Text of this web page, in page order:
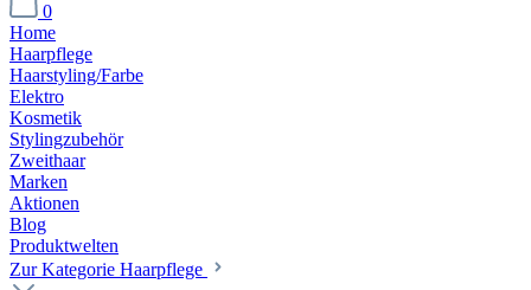
0
Home
Haarpflege
Haarstyling/Farbe
Elektro
Kosmetik
Stylingzubehör
Zweithaar
Marken
Aktionen
Blog
Produktwelten
Zur Kategorie Haarpflege